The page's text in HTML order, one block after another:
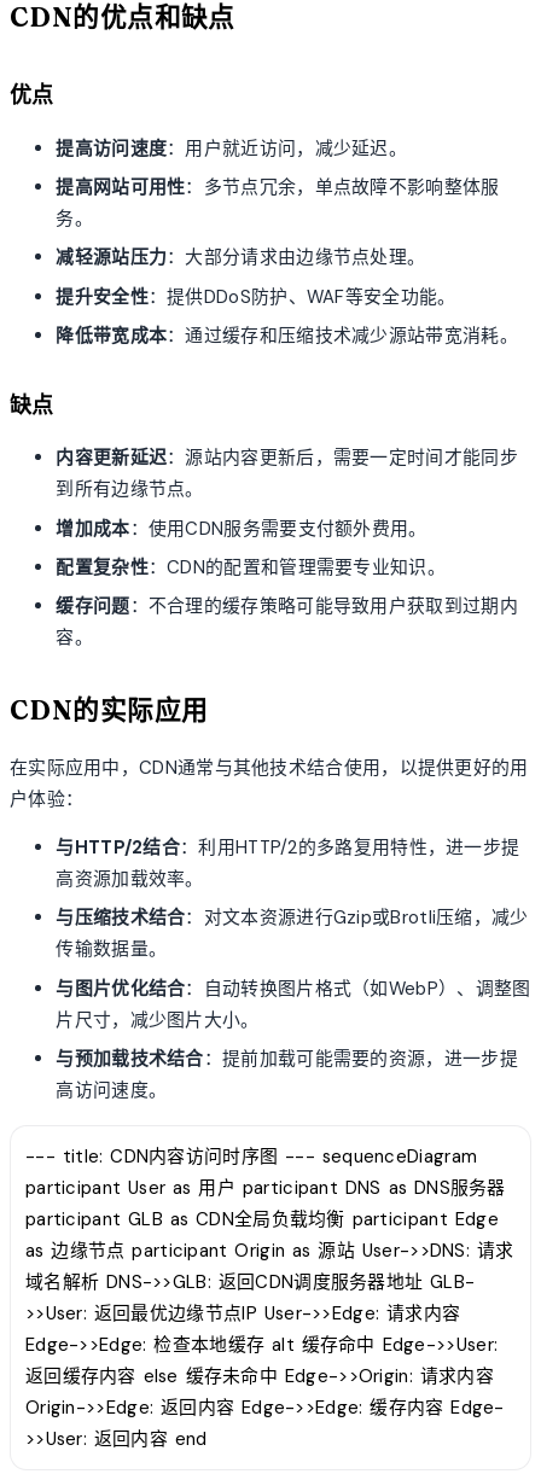
CDN的优点和缺点
优点
提高访问速度：用户就近访问，减少延迟。
提高网站可用性：多节点冗余，单点故障不影响整体服
务。
减轻源站压力：大部分请求由边缘节点处理。
提升安全性：提供DDoS防护、WAF等安全功能。
降低带宽成本：通过缓存和压缩技术减少源站带宽消耗。
缺点
内容更新延迟：源站内容更新后，需要一定时间才能同步
到所有边缘节点。
增加成本：使用CDN服务需要支付额外费用。
配置复杂性：CDN的配置和管理需要专业知识。
缓存问题：不合理的缓存策略可能导致用户获取到过期内
容。
CDN的实际应用
在实际应用中，CDN通常与其他技术结合使用，以提供更好的用
户体验：
与HTTP/2结合：利用HTTP/2的多路复用特性，进一步提
高资源加载效率。
与压缩技术结合：对文本资源进行Gzip或Brotli压缩，减少
传输数据量。
与图片优化结合：自动转换图片格式（如WebP）、调整图
片尺寸，减少图片大小。
与预加载技术结合：提前加载可能需要的资源，进一步提
高访问速度。
--- title: CDN内容访问时序图 --- sequenceDiagram
participant User as 用户 participant DNS as DNS服务器
participant GLB as CDN全局负载均衡 participant Edge
as 边缘节点 participant Origin as 源站 User->>DNS: 请求
域名解析 DNS->>GLB: 返回CDN调度服务器地址 GLB-
>>User: 返回最优边缘节点IP User->>Edge: 请求内容
Edge->>Edge: 检查本地缓存 alt 缓存命中 Edge->>User:
返回缓存内容 else 缓存未命中 Edge->>Origin: 请求内容
Origin->>Edge: 返回内容 Edge->>Edge: 缓存内容 Edge-
>>User: 返回内容 end